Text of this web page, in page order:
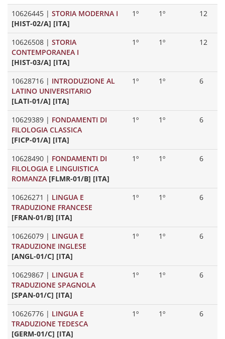
10626445 | STORIA MODERNA I
[HIST-02/A] [ITA]
1º 1º 12
10626508 | STORIA
CONTEMPORANEA I
[HIST-03/A] [ITA]
1º 1º 12
10628716 | INTRODUZIONE AL
LATINO UNIVERSITARIO
[LATI-01/A] [ITA]
1º 1º 6
10629389 | FONDAMENTI DI
FILOLOGIA CLASSICA
[FICP-01/A] [ITA]
1º 1º 6
10628490 | FONDAMENTI DI
FILOLOGIA E LINGUISTICA
ROMANZA [FLMR-01/B] [ITA]
1º 1º 6
10626271 | LINGUA E
TRADUZIONE FRANCESE
[FRAN-01/B] [ITA]
1º 1º 6
10626079 | LINGUA E
TRADUZIONE INGLESE
[ANGL-01/C] [ITA]
1º 1º 6
10629867 | LINGUA E
TRADUZIONE SPAGNOLA
[SPAN-01/C] [ITA]
1º 1º 6
10626776 | LINGUA E
TRADUZIONE TEDESCA
[GERM-01/C] [ITA]
1º 1º 6